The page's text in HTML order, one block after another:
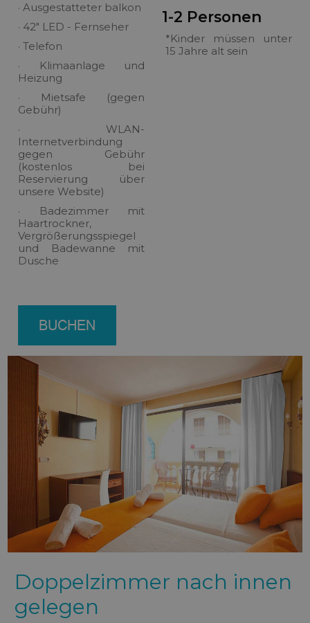
· Ausgestatteter balkon
· 42" LED - Fernseher
· Telefon
· Klimaanlage und
Heizung
· Mietsafe (gegen
Gebühr)
· WLAN-
Internetverbindung
gegen Gebühr
(kostenlos bei
Reservierung über
unsere Website)
· Badezimmer mit
Haartrockner,
Vergrößerungsspiegel
und Badewanne mit
Dusche
1-2 Personen
*Kinder müssen unter
15 Jahre alt sein
BUCHEN
Doppelzimmer nach innen
gelegen